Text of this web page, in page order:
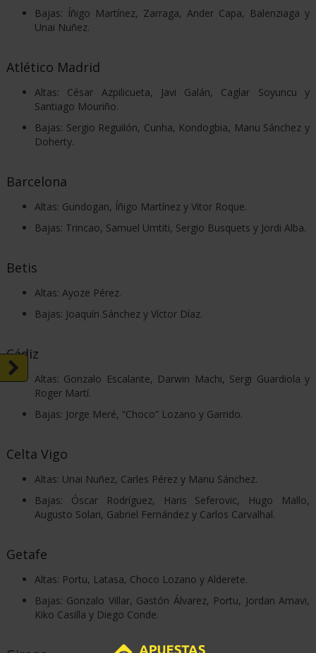
FÚTBOL
MOTO
GP
Bajas: Íñigo Martínez, Zarraga, Ander Capa, Balenziaga y
Unai Nuñez.
Atlético Madrid
Altas: César Azpilicueta, Javi Galán, Caglar Soyuncu y
Santiago Mouriño.
Bajas: Sergio Reguilón, Cunha, Kondogbia, Manu Sánchez y
Doherty.
Barcelona
Altas: Gundogan, Íñigo Martínez y Vitor Roque.
Bajas: Trincao, Samuel Umtiti, Sergio Busquets y Jordi Alba.
Betis
Altas: Ayoze Pérez.
Bajas: Joaquín Sánchez y Víctor Díaz.
Cádiz
Altas: Gonzalo Escalante, Darwin Machi, Sergi Guardiola y
Roger Martí.
Bajas: Jorge Meré, “Choco” Lozano y Garrido.
Celta Vigo
Altas: Unai Nuñez, Carles Pérez y Manu Sánchez.
Bajas: Óscar Rodríguez, Haris Seferovic, Hugo Mallo,
Augusto Solari, Gabriel Fernández y Carlos Carvalhal.
Getafe
Altas: Portu, Latasa, Choco Lozano y Alderete.
Bajas: Gonzalo Villar, Gastón Álvarez, Portu, Jordan Amavi,
Kiko Casilla y Diego Conde.